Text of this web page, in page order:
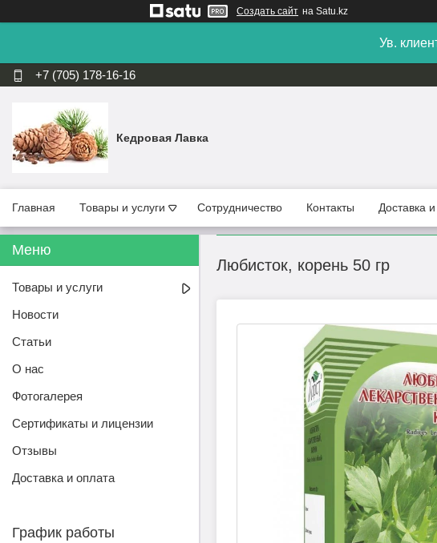
Создать сайт на Satu.kz
Ув.
+7 (705) 178-16-16
Кедровая Лавка
Главная Товары и услуги Сотрудничество Контакты Доставка
Любисток, корень 50 гр
Товары и услуги
Новости
Статьи
О нас
Фотогалерея
Сертификаты и лицензии
Отзывы
Доставка и оплата
График работы